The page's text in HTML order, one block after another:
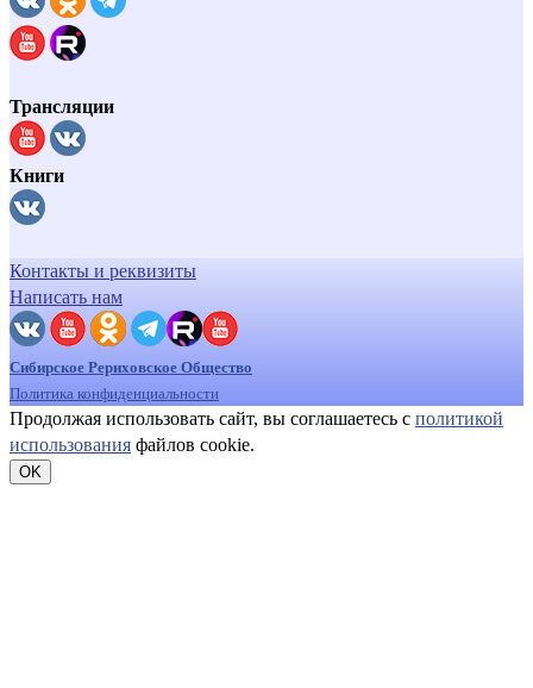
Трансляции
Книги
Контакты и реквизиты
Написать нам
Сибирское Рериховское Общество
Политика конфиденциальности
Продолжая использовать сайт, вы соглашаетесь с политикой
использования файлов cookie.
OK